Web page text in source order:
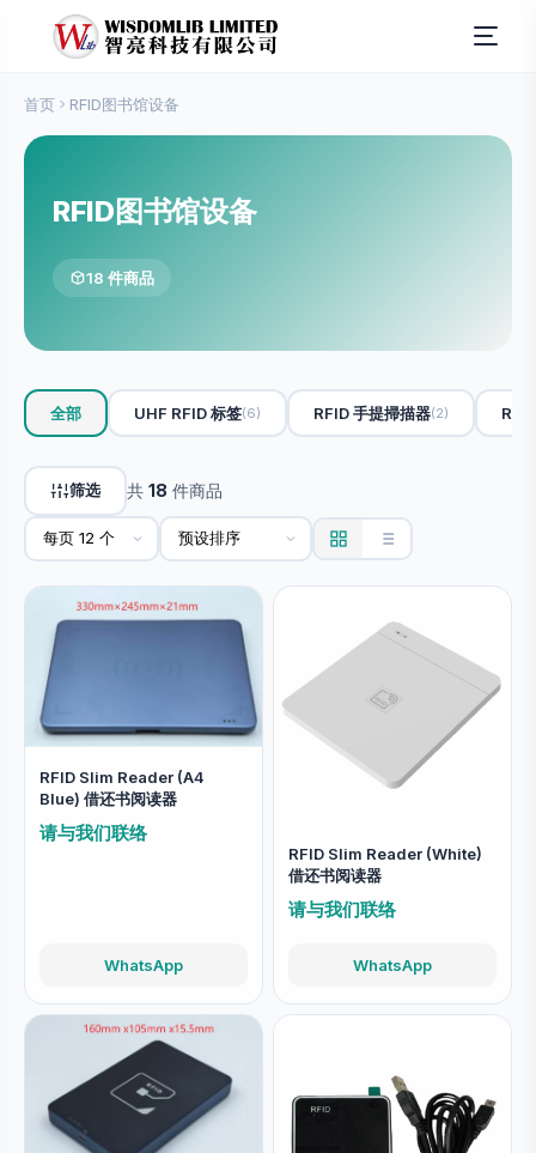
首页 RFID图书馆设备
RFID图书馆设备
18 件商品
全部 UHF RFID 标签(6) RFID 手提掃描器(2)
筛选 共 18 件商品
RFID Slim Reader (A4
Blue) 借还书阅读器
请与我们联络
WhatsApp
RFID Slim Reader (White)
借还书阅读器
请与我们联络
WhatsApp